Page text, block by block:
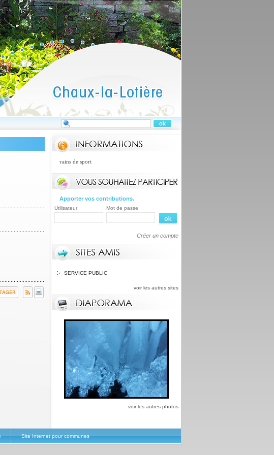
Réouverture Étangs, terrains de sport
Apporter vos contributions.
Utilisateur Mot de passe
Créer un compte
SERVICE PUBLIC
voir les autres sites
voir les autres photos
Site Internet pour communes